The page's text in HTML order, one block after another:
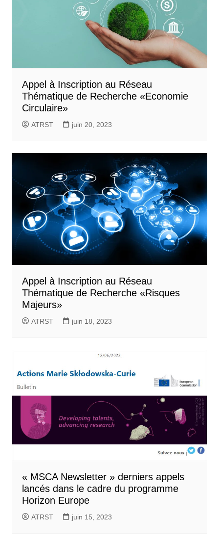
Appel à Inscription au Réseau
Thématique de Recherche «Economie
Circulaire»
ATRST juin 20, 2023
Appel à Inscription au Réseau
Thématique de Recherche «Risques
Majeurs»
ATRST juin 18, 2023
« MSCA Newsletter » derniers appels
lancés dans le cadre du programme
Horizon Europe
ATRST juin 15, 2023